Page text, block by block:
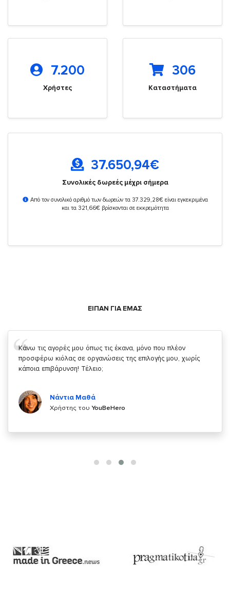
7.200
Χρήστες
306
Καταστήματα
37.650,94€
Συνολικές δωρεές μέχρι σήμερα
Από τον συνολικό αριθμό των δωρεών τα 37.329,28€ είναι εγκεκριμένα
και τα 321,66€ βρίσκονται σε εκκρεμότητα
ΕΙΠΑΝ ΓΙΑ ΕΜΑΣ
Σας ευχαριστώ που μας δίνετε την δυνατότητα να κάνουμε
κάτι!
Χρήστης τουYouBeHero